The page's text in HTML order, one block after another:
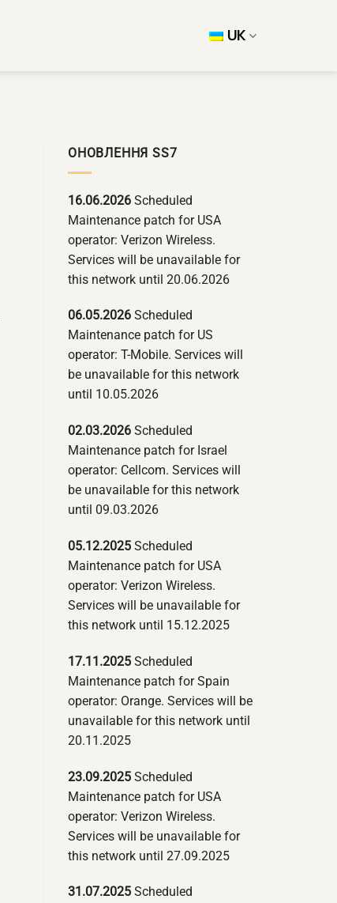
UK
ОНОВЛЕННЯ SS7
16.06.2026 Scheduled
Maintenance patch for USA
operator: Verizon Wireless.
Services will be unavailable for
this network until 20.06.2026
06.05.2026 Scheduled
Maintenance patch for US
operator: T-Mobile. Services will
be unavailable for this network
until 10.05.2026
02.03.2026 Scheduled
Maintenance patch for Israel
operator: Cellcom. Services will
be unavailable for this network
until 09.03.2026
05.12.2025 Scheduled
Maintenance patch for USA
operator: Verizon Wireless.
Services will be unavailable for
this network until 15.12.2025
17.11.2025 Scheduled
Maintenance patch for Spain
operator: Orange. Services will be
unavailable for this network until
20.11.2025
23.09.2025 Scheduled
Maintenance patch for USA
operator: Verizon Wireless.
Services will be unavailable for
this network until 27.09.2025
31.07.2025 Scheduled